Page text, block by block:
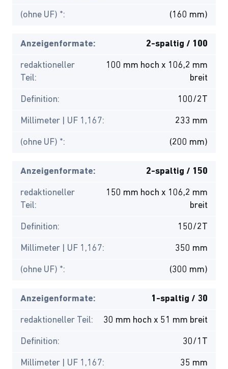
(ohne UF) *: (160 mm)
Anzeigenformate: 2-spaltig / 100
redaktioneller
Teil:
100 mm hoch x 106,2 mm
breit
Definition: 100/2T
Millimeter | UF 1,167: 233 mm
(ohne UF) *: (200 mm)
Anzeigenformate: 2-spaltig / 150
redaktioneller
Teil:
150 mm hoch x 106,2 mm
breit
Definition: 150/2T
Millimeter | UF 1,167: 350 mm
(ohne UF) *: (300 mm)
Anzeigenformate: 1-spaltig / 30
redaktioneller Teil: 30 mm hoch x 51 mm breit
Definition: 30/1T
Millimeter | UF 1,167: 35 mm